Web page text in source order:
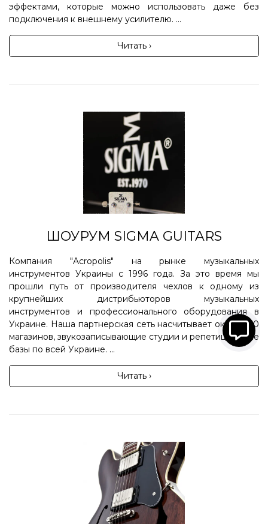
эффектами, которые можно использовать даже без
подключения к внешнему усилителю. ...
Читать ›
ШОУРУМ SIGMA GUITARS
Компания "Acropolis" на рынке музыкальных
инструментов Украины с 1996 года. За это время мы
прошли путь от производителя чехлов к одному из
крупнейших дистрибьюторов музыкальных
инструментов и профессионального оборудования в
Украине. Наша партнерская сеть насчитывает около 100
магазинов, звукозаписывающие студии и репетиционные
базы по всей Украине. ...
Читать ›